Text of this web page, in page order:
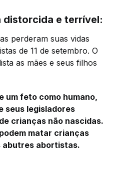
distorcida e terrível:
perderam suas vidas
de 11 de setembro. O
as mães e seus filhos
um feto como humano,
seus legisladores
crianças não nascidas.
matar crianças
abutres abortistas.